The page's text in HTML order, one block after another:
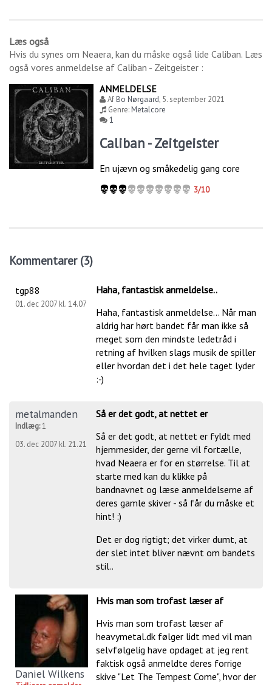
Læs også
Hvis du synes om Neaera, kan du måske også lide Caliban. Læs
også vores anmeldelse af Caliban - Zeitgeister :
ANMELDELSE
AfBo Nørgaard, 5. september 2021
Genre:Metalcore
1
Caliban - Zeitgeister
En ujævn og småkedelig gang core
3/10
Kommentarer (3)
tgp88
01. dec 2007 kl. 14.07
Haha, fantastisk anmeldelse..
Haha, fantastisk anmeldelse... Når man
aldrig har hørt bandet får man ikke så
meget som den mindste ledetråd i
retning af hvilken slags musik de spiller
eller hvordan det i det hele taget lyder
:-)
metalmanden
Indlæg:1
03. dec 2007 kl. 21.21
Så er det godt, at nettet er
Så er det godt, at nettet er fyldt med
hjemmesider, der gerne vil fortælle,
hvad Neaera er for en størrelse. Til at
starte med kan du klikke på
bandnavnet og læse anmeldelserne af
deres gamle skiver - så får du måske et
hint! :)
Det er dog rigtigt; det virker dumt, at
der slet intet bliver nævnt om bandets
stil..
Daniel Wilkens
Hvis man som trofast læser af
Hvis man som trofast læser af
heavymetal.dk følger lidt med vil man
selvfølgelig have opdaget at jeg rent
faktisk også anmeldte deres forrige
skive "Let The Tempest Come", hvor der